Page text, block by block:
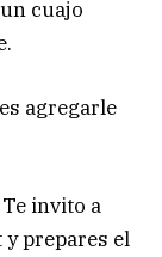
cuajo
agregarle
invito a
prepares el